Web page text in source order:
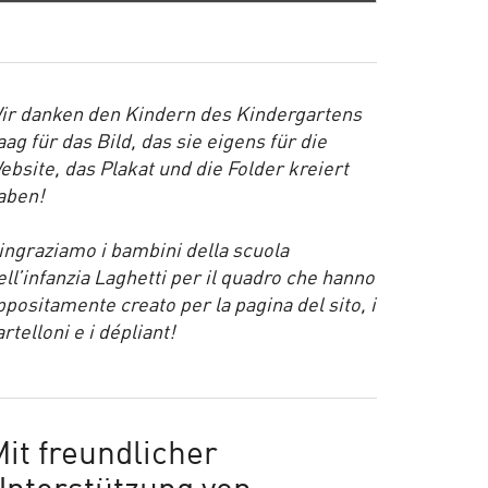
danken den Kindern des Kindergartens
für das Bild, das sie eigens für die
das Plakat und die Folder kreiert
i bambini della scuola
Laghetti per il quadro che hanno
creato per la pagina del sito, i
e i dépliant!
freundlicher